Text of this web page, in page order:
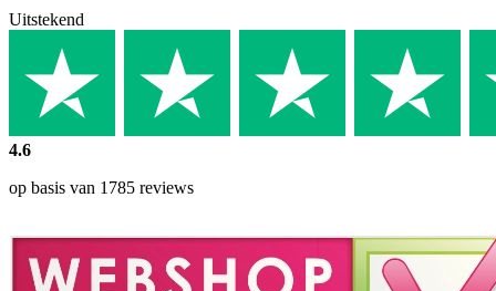
Uitstekend
4.6
op basis van 1785 reviews